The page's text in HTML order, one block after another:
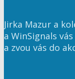
Jirka Mazur a
a WinSignals
a zvou vás do